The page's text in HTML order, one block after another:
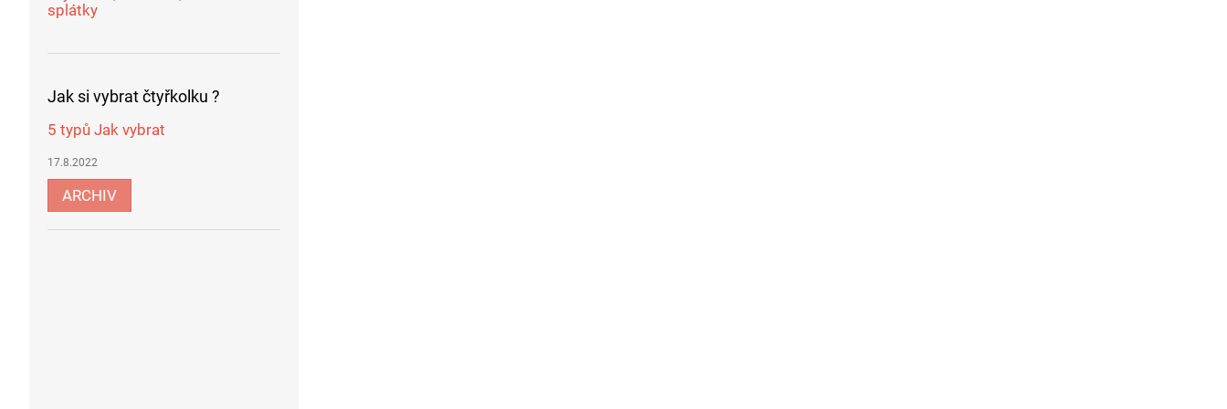
splátky
Jak si vybrat čtyřkolku ?
5 typů Jak vybrat
17.8.2022
ARCHIV